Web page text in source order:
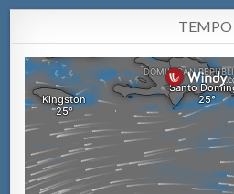
TEMPO